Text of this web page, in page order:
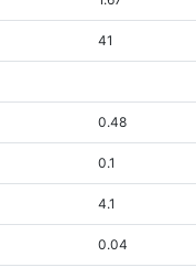
41
0.48
0.1
4.1
0.04